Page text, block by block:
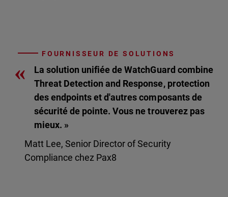
FOURNISSEUR DE SOLUTIONS
«
La solution unifiée de WatchGuard combine
Threat Detection and Response, protection
des endpoints et d'autres composants de
sécurité de pointe. Vous ne trouverez pas
mieux. »
Matt Lee, Senior Director of Security
Compliance chez Pax8